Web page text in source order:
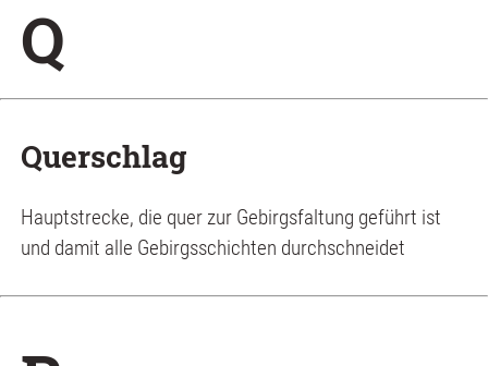
Q
Querschlag
Hauptstrecke, die quer zur Gebirgsfaltung geführt ist
und damit alle Gebirgsschichten durchschneidet